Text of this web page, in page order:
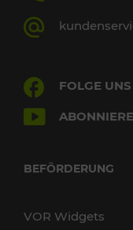
FOLGE
BEFÖRDERUNG
VOR Widgets